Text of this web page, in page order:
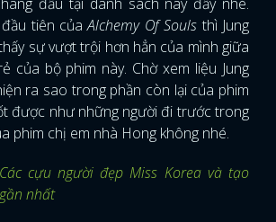
đầu tiên củaAlchemy Of Souls thì Jung
sự vượt trội hơn hẳn của mình giữa
của bộ phim này. Chờ xem liệu Jung
ra sao trong phần còn lại của phim
được như những người đi trước trong
phim chị em nhà Hong không nhé.
Các cựu người đẹp Miss Korea và tạo
nhất